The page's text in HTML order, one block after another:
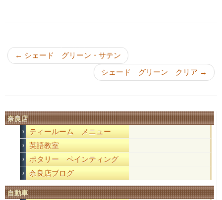
← シェード グリーン・サテン
シェード グリーン クリア →
奈良店
ティールーム メニュー
英語教室
ポタリー ペインティング
奈良店ブログ
自動車